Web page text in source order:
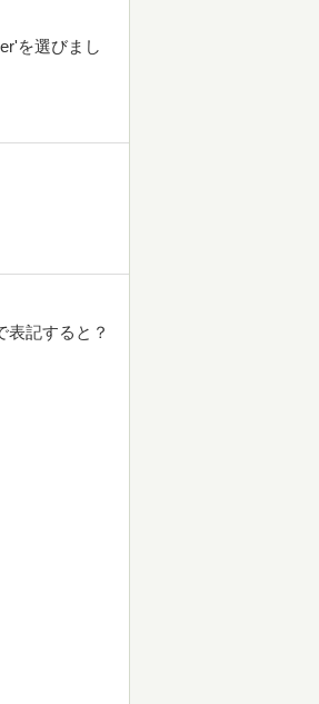
を選びまし
記すると？